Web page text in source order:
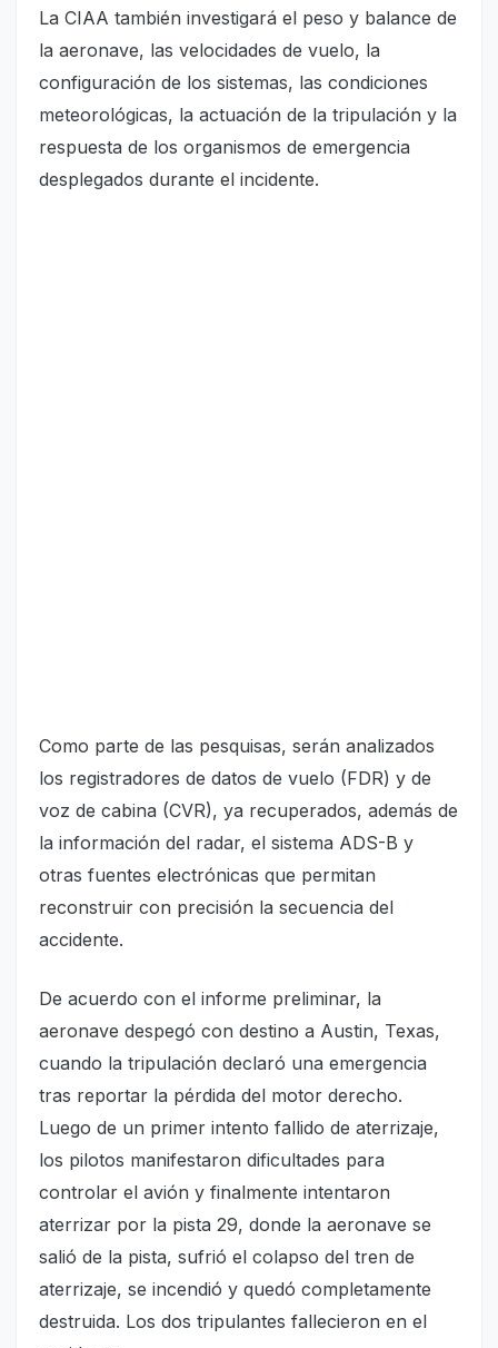
La CIAA también investigará el peso y balance de
la aeronave, las velocidades de vuelo, la
configuración de los sistemas, las condiciones
meteorológicas, la actuación de la tripulación y la
respuesta de los organismos de emergencia
desplegados durante el incidente.
Como parte de las pesquisas, serán analizados
los registradores de datos de vuelo (FDR) y de
voz de cabina (CVR), ya recuperados, además de
la información del radar, el sistema ADS-B y
otras fuentes electrónicas que permitan
reconstruir con precisión la secuencia del
accidente.
De acuerdo con el informe preliminar, la
aeronave despegó con destino a Austin, Texas,
cuando la tripulación declaró una emergencia
tras reportar la pérdida del motor derecho.
Luego de un primer intento fallido de aterrizaje,
los pilotos manifestaron dificultades para
controlar el avión y finalmente intentaron
aterrizar por la pista 29, donde la aeronave se
salió de la pista, sufrió el colapso del tren de
aterrizaje, se incendió y quedó completamente
destruida. Los dos tripulantes fallecieron en el